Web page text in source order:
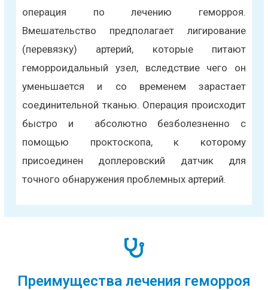
операция по лечению геморроя.
Вмешательство предполагает лигирование
(перевязку) артерий, которые питают
геморроидальный узел, вследствие чего он
уменьшается и со временем зарастает
соединительной тканью. Операция происходит
быстро и абсолютно безболезненно с
помощью проктоскопа, к которому
присоединен доплеровский датчик для
точного обнаружения проблемных артерий.
Преимущества лечения геморроя